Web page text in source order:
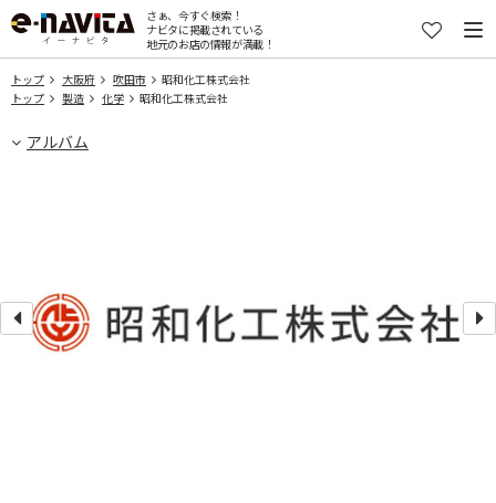
さぁ、今すぐ検索！
ナビタに掲載されている
地元のお店の情報が満載！
トップ 大阪府 吹田市
昭和化工株式会社
トップ
製造 化学 昭和化工株式会社
アルバム